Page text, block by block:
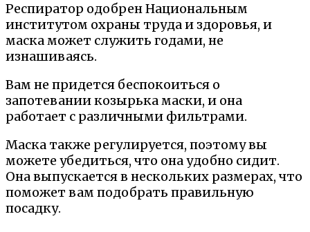
Респиратор одобрен Национальным
институтом охраны труда и здоровья, и
маска может служить годами, не
изнашиваясь.
Вам не придется беспокоиться о
запотевании козырька маски, и она
работает с различными фильтрами.
Маска также регулируется, поэтому вы
можете убедиться, что она удобно сидит.
Она выпускается в нескольких размерах, что
поможет вам подобрать правильную
посадку.